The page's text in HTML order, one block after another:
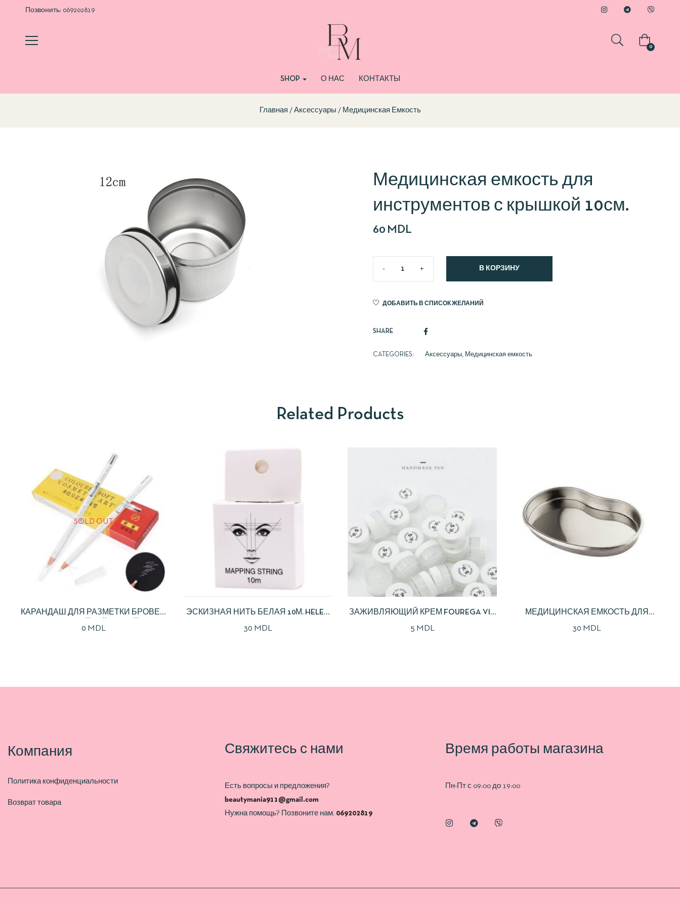
Позвонить: 069202819
0
SHOP О НАС КОНТАКТЫ
Главная Аксессуары Медицинская Емкость
Медицинская емкость для
инструментов с крышкой 10см.
60 MDL
В КОРЗИНУ
ДОБАВИТЬ В СПИСОК ЖЕЛАНИЙ
SHARE
CATEGORIES: Аксессуары, Медицинская емкость
Related Products
SOLD OUT
КАРАНДАШ ДЛЯ РАЗМЕТКИ БРОВЕЙ
0 MDL
ЭСКИЗНАЯ НИТЬ БЕЛАЯ 10М. HELEN
30 MDL
ЗАЖИВЛЯЮЩИЙ КРЕМ FOUREGA VIT.
5 MDL
МЕДИЦИНСКАЯ ЕМКОСТЬ ДЛЯ
30 MDL
Компания
Политика конфиденциальности
Возврат товара
Свяжитесь с нами
Есть вопросы и предложения?
beautymania911@gmail.com
Нужна помощь? Позвоните нам. 069202819
Время работы магазина
Пн-Пт с 09:00 до 19:00